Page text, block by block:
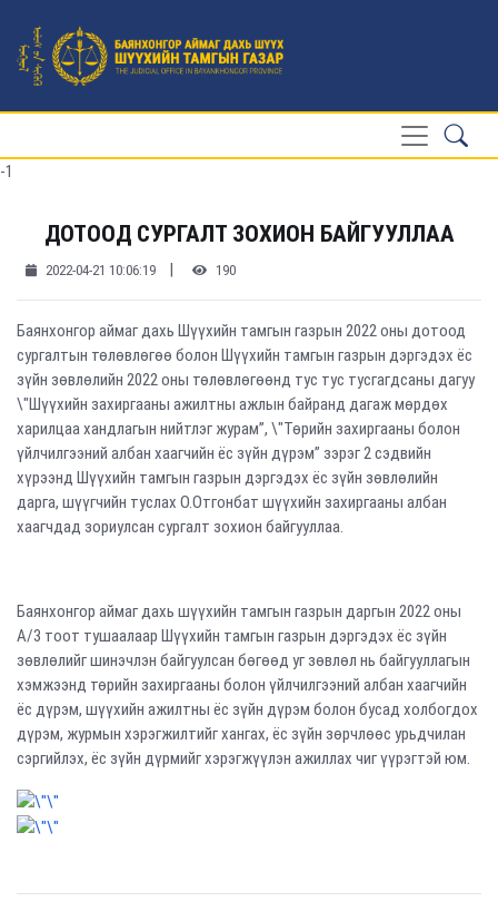
-1
ДОТООД СУРГАЛТ ЗОХИОН БАЙГУУЛЛАА
2022-04-21 10:06:19 | 190
Баянхонгор аймаг дахь Шүүхийн тамгын газрын 2022 оны дотоод
сургалтын төлөвлөгөө болон Шүүхийн тамгын газрын дэргэдэх ёс
зүйн зөвлөлийн 2022 оны төлөвлөгөөнд тус тус тусгагдсаны дагуу
\"Шүүхийн захиргааны ажилтны ажлын байранд дагаж мөрдөх
харилцаа хандлагын нийтлэг журам”, \"Төрийн захиргааны болон
үйлчилгээний албан хаагчийн ёс зүйн дүрэм” зэрэг 2 сэдвийн
хүрээнд Шүүхийн тамгын газрын дэргэдэх ёс зүйн зөвлөлийн
дарга, шүүгчийн туслах О.Отгонбат шүүхийн захиргааны албан
хаагчдад зориулсан сургалт зохион байгууллаа.
Баянхонгор аймаг дахь шүүхийн тамгын газрын даргын 2022 оны
А/3 тоот тушаалаар Шүүхийн тамгын газрын дэргэдэх ёс зүйн
зөвлөлийг шинэчлэн байгуулсан бөгөөд уг зөвлөл нь байгууллагын
хэмжээнд төрийн захиргааны болон үйлчилгээний албан хаагчийн
ёс дүрэм, шүүхийн ажилтны ёс зүйн дүрэм болон бусад холбогдох
дүрэм, журмын хэрэгжилтийг хангах, ёс зүйн зөрчлөөс урьдчилан
сэргийлэх, ёс зүйн дүрмийг хэрэгжүүлэн ажиллах чиг үүрэгтэй юм.